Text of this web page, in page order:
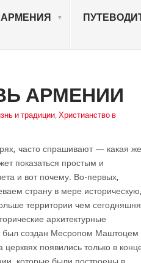
АРМЕНИЯ
АРМЕНИИ
и традиции, Христианство в
часто спрашивают — какая
показаться простым и
и вот почему. Во-первых,
страну в мере историческую,
территории чем
архитектурные
был создан Месропом Маштоцем
появились только в